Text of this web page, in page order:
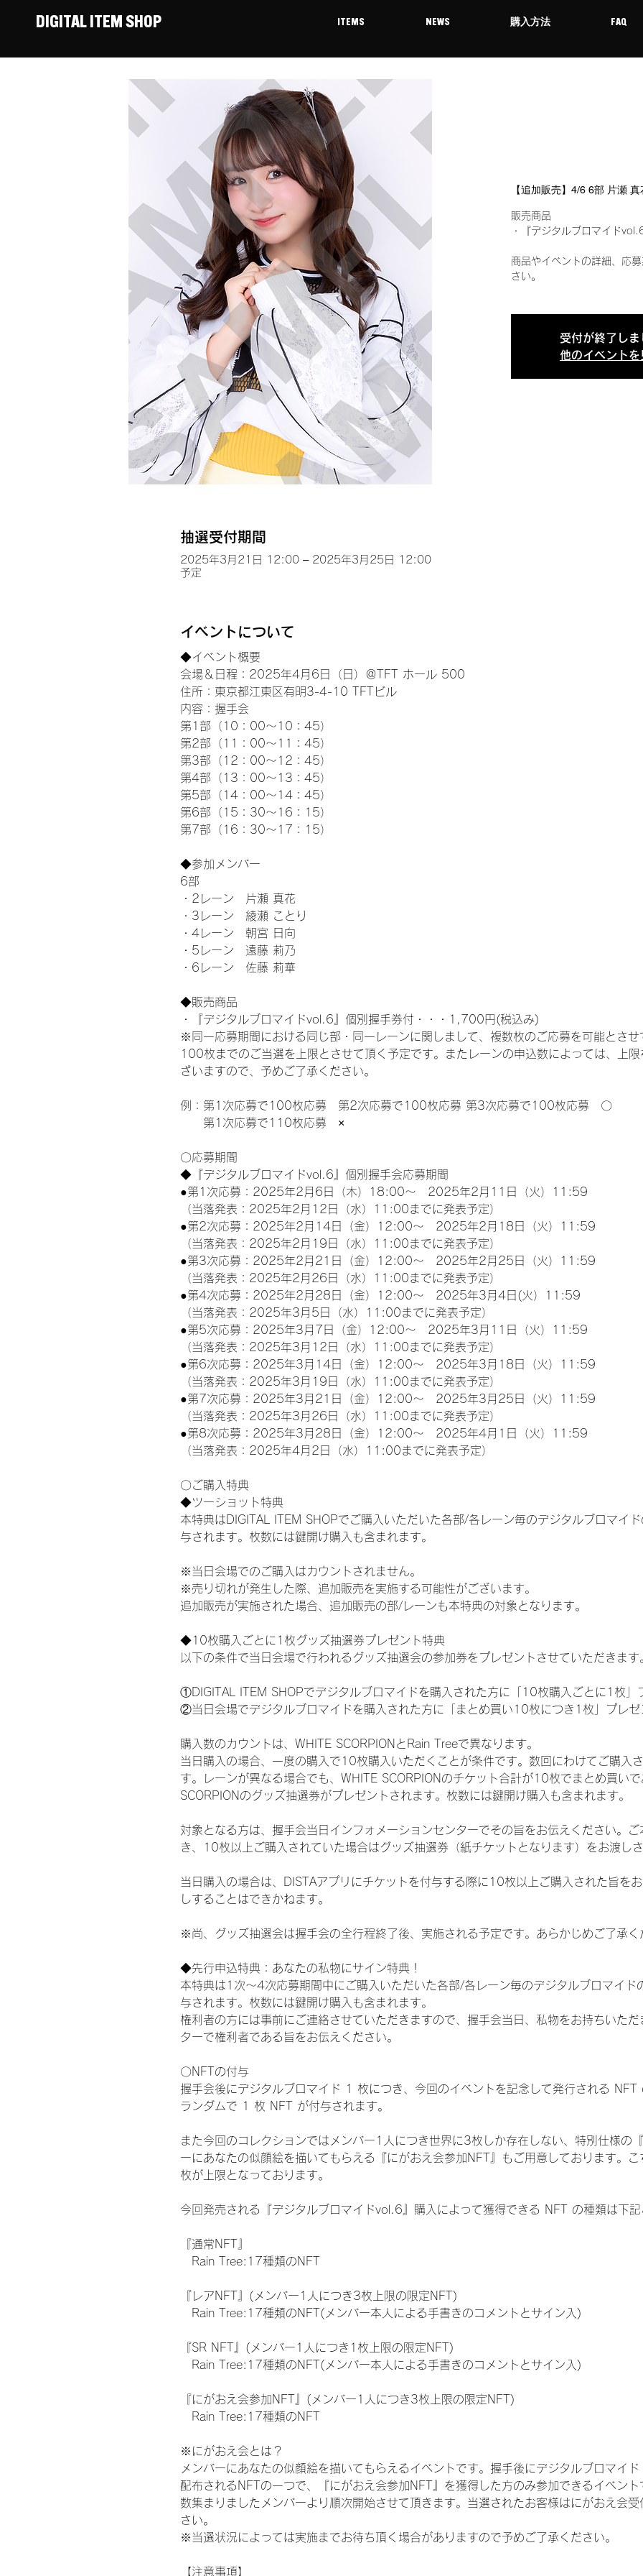
DIGITAL ITEM SHOP ITEMS NEWS 購入方法 FAQ
【追加販売】4/6 6部 片瀬
販売商品
・『デジタルブロマイド
商品やイベントの詳細、応
さい。
受付が終了しま
他のイベントを
抽選受付期間
2025年3月21日 12:00 – 2025年3月25日 12:00
予定
イベントについて
◆イベント概要
会場＆日程：2025年4月6日（日）＠TFT ホール 500
住所：東京都江東区有明3-4-10 TFTビル
内容：握手会
第1部（10：00～10：45）
第2部（11：00～11：45）
第3部（12：00～12：45）
第4部（13：00～13：45）
第5部（14：00～14：45）
第6部（15：30～16：15）
第7部（16：30～17：15）
◆参加メンバー
6部
・2レーン　片瀬 真花
・3レーン　綾瀬 ことり
・4レーン　朝宮 日向
・5レーン　遠藤 莉乃
・6レーン　佐藤 莉華
◆販売商品
・『デジタルブロマイドvol.6』個別握手券付・・・1,700円(税込み)
※同一応募期間における同じ部・同一レーンに関しまして、複数枚のご応募を可能とさ
100枚までのご当選を上限とさせて頂く予定です。またレーンの申込数によっては、上
ざいますので、予めご了承ください。
例：第1次応募で100枚応募　第2次応募で100枚応募 第3次応募で100枚応募　〇
第1次応募で110枚応募　×
〇応募期間
◆『デジタルブロマイドvol.6』個別握手会応募期間
●第1次応募：2025年2月6日（木）18:00～　2025年2月11日（火）11:59
（当落発表：2025年2月12日（水）11:00までに発表予定）
●第2次応募：2025年2月14日（金）12:00～　2025年2月18日（火）11:59
（当落発表：2025年2月19日（水）11:00までに発表予定）
●第3次応募：2025年2月21日（金）12:00～　2025年2月25日（火）11:59
（当落発表：2025年2月26日（水）11:00までに発表予定）
●第4次応募：2025年2月28日（金）12:00～　2025年3月4日(火）11:59
（当落発表：2025年3月5日（水）11:00までに発表予定）
●第5次応募：2025年3月7日（金）12:00～　2025年3月11日（火）11:59
（当落発表：2025年3月12日（水）11:00までに発表予定）
●第6次応募：2025年3月14日（金）12:00～　2025年3月18日（火）11:59
（当落発表：2025年3月19日（水）11:00までに発表予定）
●第7次応募：2025年3月21日（金）12:00～　2025年3月25日（火）11:59
（当落発表：2025年3月26日（水）11:00までに発表予定）
●第8次応募：2025年3月28日（金）12:00～　2025年4月1日（火）11:59
（当落発表：2025年4月2日（水）11:00までに発表予定）
〇ご購入特典
◆ツーショット特典
本特典はDIGITAL ITEM SHOPでご購入いただいた各部/各レーン毎のデジタルブロマイ
与されます。枚数には鍵開け購入も含まれます。
※当日会場でのご購入はカウントされません。
※売り切れが発生した際、追加販売を実施する可能性がございます。
追加販売が実施された場合、追加販売の部/レーンも本特典の対象となります。
◆10枚購入ごとに1枚グッズ抽選券プレゼント特典
以下の条件で当日会場で行われるグッズ抽選会の参加券をプレゼントさせていただきます
①DIGITAL ITEM SHOPでデジタルブロマイドを購入された方に「10枚購入ごとに1枚」
②当日会場でデジタルブロマイドを購入された方に「まとめ買い10枚につき1枚」プレゼ
購入数のカウントは、WHITE SCORPIONとRain Treeで異なります。
当日購入の場合、一度の購入で10枚購入いただくことが条件です。数回にわけてご購入
す。レーンが異なる場合でも、WHITE SCORPIONのチケット合計が10枚でまとめ買い
SCORPIONのグッズ抽選券がプレゼントされます。枚数には鍵開け購入も含まれます。
対象となる方は、握手会当日インフォメーションセンターでその旨をお伝えください。
き、10枚以上ご購入されていた場合はグッズ抽選券（紙チケットとなります）をお渡しさ
当日購入の場合は、DISTAアプリにチケットを付与する際に10枚以上ご購入された旨を
しすることはできかねます。
※尚、グッズ抽選会は握手会の全行程終了後、実施される予定です。あらかじめご了承く
◆先行申込特典：あなたの私物にサイン特典！
本特典は1次〜4次応募期間中にご購入いただいた各部/各レーン毎のデジタルブロマイド
与されます。枚数には鍵開け購入も含まれます。
権利者の方には事前にご連絡させていただきますので、握手会当日、私物をお持ちいた
ターで権利者である旨をお伝えください。
〇NFTの付与
握手会後にデジタルブロマイド 1 枚につき、今回のイベントを記念して発行される NFT
ランダムで 1 枚 NFT が付与されます。
また今回のコレクションではメンバー1人につき世界に3枚しか存在しない、特別仕様の
ーにあなたの似顔絵を描いてもらえる『にがおえ会参加NFT』もご用意しております。
枚が上限となっております。
今回発売される『デジタルブロマイドvol.6』購入によって獲得できる NFT の種類は下記
『通常NFT』
Rain Tree:17種類のNFT
『レアNFT』(メンバー1人につき3枚上限の限定NFT)
Rain Tree:17種類のNFT(メンバー本人による手書きのコメントとサイン入)
『SR NFT』(メンバー1人につき1枚上限の限定NFT)
Rain Tree:17種類のNFT(メンバー本人による手書きのコメントとサイン入)
『にがおえ会参加NFT』(メンバー1人につき3枚上限の限定NFT)
Rain Tree:17種類のNFT
※にがおえ会とは？
メンバーにあなたの似顔絵を描いてもらえるイベントです。握手後にデジタルブロマイ
配布されるNFTの一つで、『にがおえ会参加NFT』を獲得した方のみ参加できるイベン
数集まりましたメンバーより順次開始させて頂きます。当選されたお客様はにがおえ会
さい。
※当選状況によっては実施までお待ち頂く場合がありますので予めご了承ください。
【注意事項】